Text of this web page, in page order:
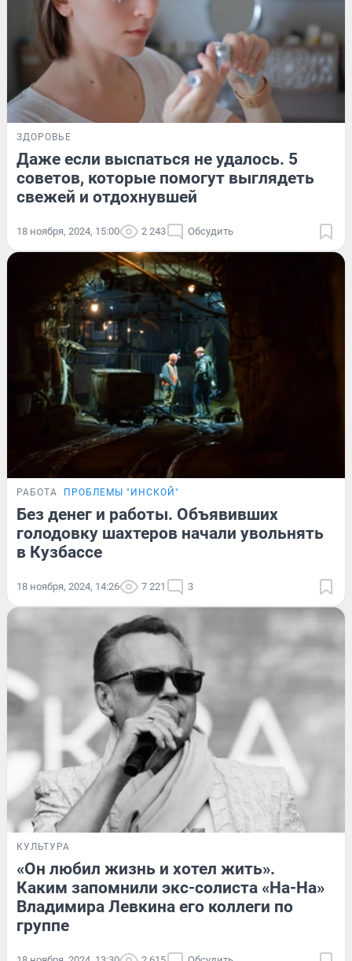
ЗДОРОВЬЕ
Даже если выспаться не удалось. 5
советов, которые помогут выглядеть
свежей и отдохнувшей
18 ноября, 2024, 15:00 2 243 Обсудить
РАБОТА ПРОБЛЕМЫ "ИНСКОЙ"
Без денег и работы. Объявивших
голодовку шахтеров начали увольнять
в Кузбассе
18 ноября, 2024, 14:26 7 221 3
КУЛЬТУРА
«Он любил жизнь и хотел жить».
Каким запомнили экс-солиста «На-На»
Владимира Левкина его коллеги по
группе